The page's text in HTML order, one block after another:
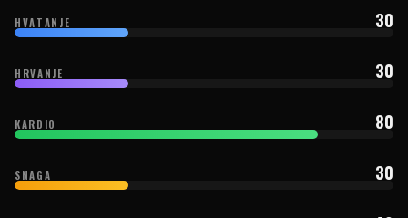
HVATANJE 30
HRVANJE 30
KARDIO 80
SNAGA 30